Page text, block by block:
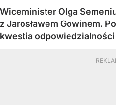
Wiceminister Olga
z Jarosławem Gowinem.
kwestia odpowiedzialności